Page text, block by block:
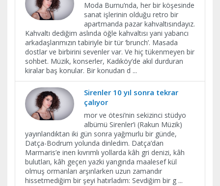
Moda Burnu’nda, her bir köşesinde
sanat işlerinin olduğu retro bir
apartmanda pazar kahvaltısındayız.
Kahvaltı dediğim aslında öğle kahvaltısı yani yabancı
arkadaşlarımızın tabiriyle bir tür ‘brunch’. Masada
dostlar ve birbirini sevenler var. Ve hiç tükenmeyen bir
sohbet. Müzik, konserler, Kadıköy’de akıl durduran
kiralar baş konular. Bir konudan d ...
Sirenler 10 yıl sonra tekrar
çalıyor
mor ve ötesi’nin sekizinci stüdyo
albümü Sirenler’i (Rakun Müzik)
yayınlandıktan iki gün sonra yağmurlu bir günde,
Datça-Bodrum yolunda dinledim. Datça’dan
Marmaris’e inen kıvrımlı yollarda kâh gri denizi, kâh
bulutları, kâh geçen yazki yangında maalesef kül
olmuş ormanları arşınlarken uzun zamandır
hissetmediğim bir şeyi hatırladım: Sevdiğim bir g ...